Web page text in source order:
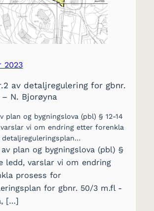
2023
av detaljregulering for gbnr.
N. Bjorøyna
plan og bygningslova (pbl) § 12-14
vi om endring etter forenkla
plan og bygningslova (pbl) §
ledd, varslar vi om endring
prosess for
for gbnr. 50/3 m.fl -
[…]